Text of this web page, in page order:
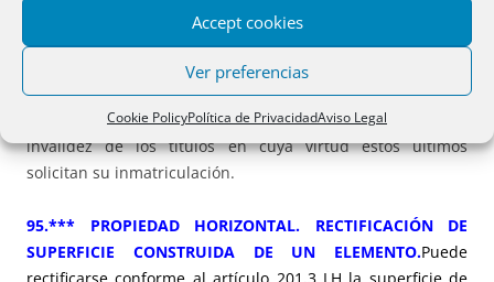
Accept cookies
Ver preferencias
Cookie PolicyPolítica de PrivacidadAviso Legal
PRESENTADO CON POSTERIORIDAD TÍTULO
CONTRADICTORIO
No cabe denegar la inmatriculación de
una finca por constar presentado con posterioridad un
título contradictorio con la propiedad de los
inmatriculantes, del cual, sin embargo, no resulta la
invalidez de los títulos en cuya virtud estos últimos
solicitan su inmatriculación.
95.*** PROPIEDAD HORIZONTAL. RECTIFICACIÓN DE
SUPERFICIE CONSTRUIDA DE UN ELEMENTO.Puede